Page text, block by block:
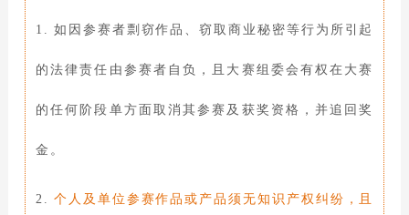
1. 如因参赛者剽窃作品、窃取商业秘密等行为所引起
的法律责任由参赛者自负，且大赛组委会有权在大赛
的任何阶段单方面取消其参赛及获奖资格，并追回奖
金。
2. 个人及单位参赛作品或产品须无知识产权纠纷，且